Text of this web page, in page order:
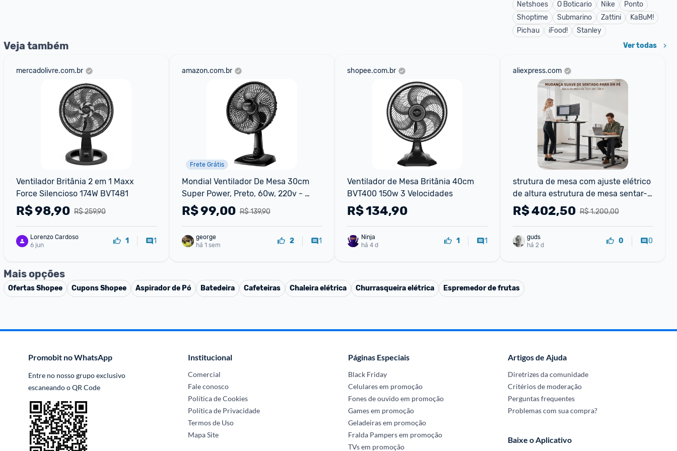
Netshoes
O Boticario Nike
Ponto
Shoptime
Submarino Zattini
KaBuM!
Pichau
iFood! Stanley
Veja também Ver todas
mercadolivre.com.br
Ventilador Britânia 2 em 1 Maxx
Force Silencioso 174W BVT481
R$ 259,90
R$98,90
Lorenzo Cardoso
6 jun
1 1
amazon.com.br
Frete Grátis
Mondial Ventilador De Mesa 30cm
Super Power, Preto, 60w, 220v -
Vsp-30-b
R$ 139,90
R$99,00
george
há 1 sem
2 1
shopee.com.br
Ventilador de Mesa Britânia 40cm
BVT400 150w 3 Velocidades
R$134,90
há 4 d
1 1
aliexpress.com
strutura de mesa com ajuste elétrico
de altura estrutura de mesa sentar-
ficar em pé mesa em p
R$ 1.200,00
R$402,50
guds
há 2 d
0 0
Mais opções
OfertasShopee CuponsShopee Aspirador de Pó Batedeira Cafeteiras Chaleira elétrica Churrasqueira elétrica Espremedor de frutas
Promobit no WhatsApp
Entre no nosso grupo exclusivo
escaneando o QR Code
Institucional
Comercial
Fale conosco
Política de Cookies
Política de Privacidade
Termos de Uso
Mapa Site
Páginas Especiais
Black Friday
Celulares em promoção
Fones de ouvido em promoção
Games em promoção
Geladeiras em promoção
Fralda Pampers em promoção
TVs em promoção
Artigos de Ajuda
Diretrizes da comunidade
Critérios de moderação
Perguntas frequentes
Problemas com sua compra?
Baixe o Aplicativo